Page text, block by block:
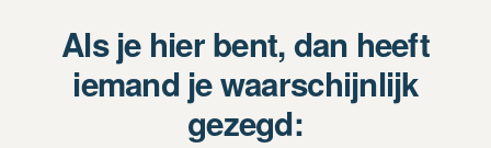
Als je hier bent, dan heeft
iemand je waarschijnlijk
gezegd: